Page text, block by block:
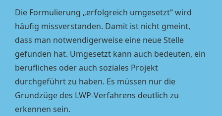
Die Formulierung „erfolgreich umgesetzt“ wird
häufig missverstanden. Damit ist nicht gmeint,
dass man notwendigerweise eine neue Stelle
gefunden hat. Umgesetzt kann auch bedeuten, ein
berufliches oder auch soziales Projekt
durchgeführt zu haben. Es müssen nur die
Grundzüge des LWP-Verfahrens deutlich zu
erkennen sein.